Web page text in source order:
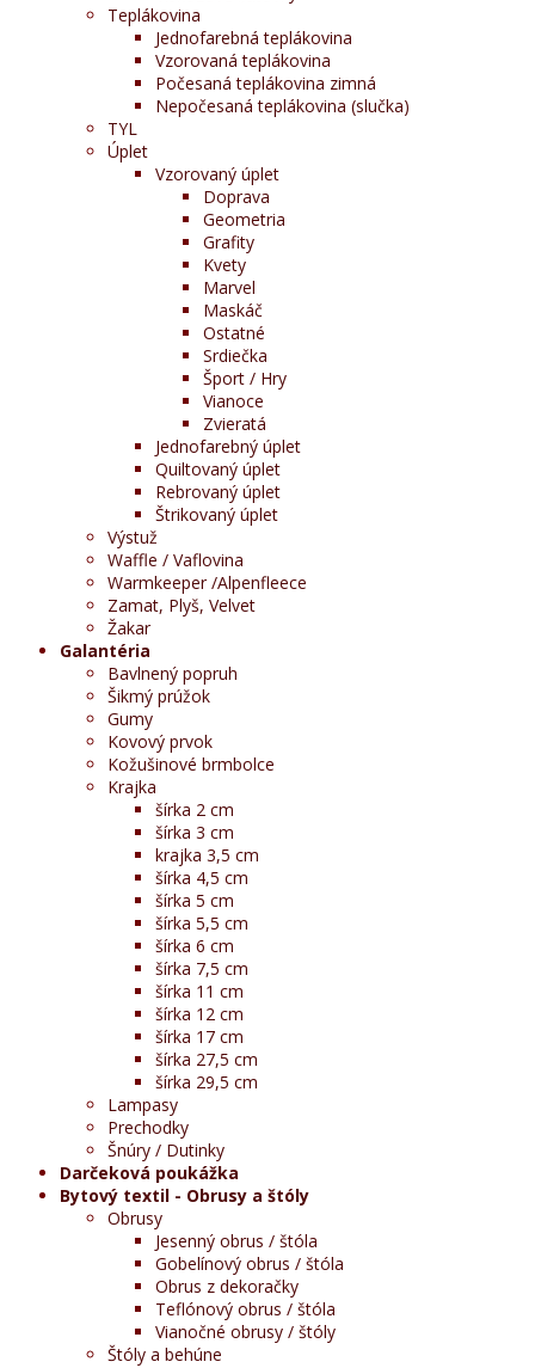
Teplákovina
Jednofarebná teplákovina
Vzorovaná teplákovina
Počesaná teplákovina zimná
Nepočesaná teplákovina (slučka)
TYL
Úplet
Vzorovaný úplet
Doprava
Geometria
Grafity
Kvety
Marvel
Maskáč
Ostatné
Srdiečka
Šport / Hry
Vianoce
Zvieratá
Jednofarebný úplet
Quiltovaný úplet
Rebrovaný úplet
Štrikovaný úplet
Výstuž
Waffle / Vaflovina
Warmkeeper /Alpenfleece
Zamat, Plyš, Velvet
Žakar
Galantéria
Bavlnený popruh
Šikmý prúžok
Gumy
Kovový prvok
Kožušinové brmbolce
Krajka
šírka 2 cm
šírka 3 cm
krajka 3,5 cm
šírka 4,5 cm
šírka 5 cm
šírka 5,5 cm
šírka 6 cm
šírka 7,5 cm
šírka 11 cm
šírka 12 cm
šírka 17 cm
šírka 27,5 cm
šírka 29,5 cm
Lampasy
Prechodky
Šnúry / Dutinky
Darčeková poukážka
Bytový textil - Obrusy a štóly
Obrusy
Jesenný obrus / štóla
Gobelínový obrus / štóla
Obrus z dekoračky
Teflónový obrus / štóla
Vianočné obrusy / štóly
Štóly a behúne